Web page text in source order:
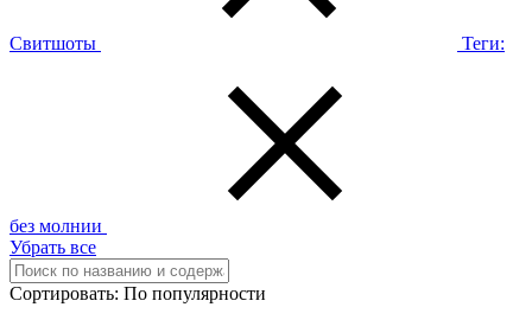
Свитшоты Теги:
без молнии
Убрать все
Сортировать: По популярности